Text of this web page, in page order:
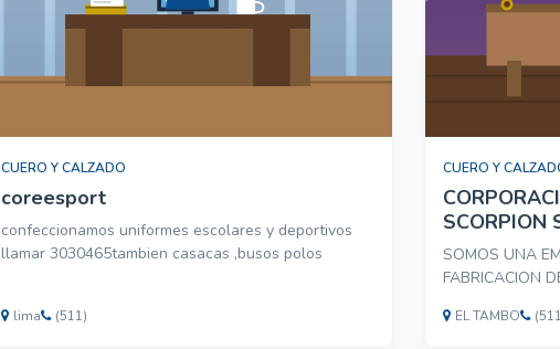
CUERO Y CALZADO
coreesport
confeccionamos uniformes escolares y deportivos
llamar 3030465tambien casacas ,busos polos
lima (511)
CUERO Y
SCORPION
SOMOS UNA
FABRICACION
PUNTA DE
EL TAMBO